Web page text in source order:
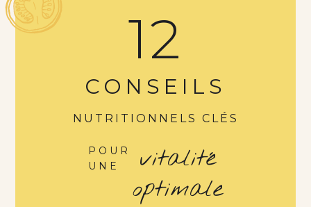
12
CONSEILS
NUTRITIONNELS CLÉS
POUR
UNE
vitalité
optimale